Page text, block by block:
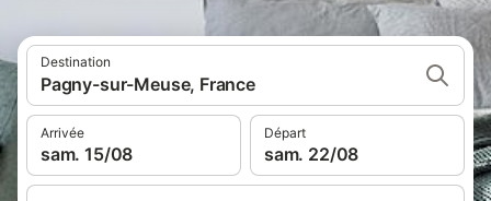
Destination
Pagny-sur-Meuse, France
Arrivée
sam. 15/08
Départ
sam. 22/08